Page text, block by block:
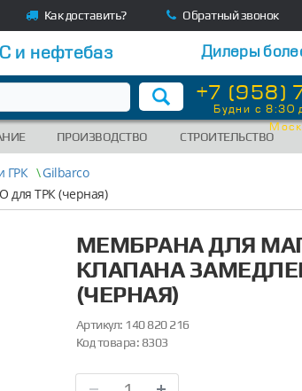
Как доставить? Обратный звонок
и нефтебаз Дилеры
+7 (958)
Будни с 8:30
ПРОИЗВОДСТВО СТРОИТЕЛЬСТВО
ГРК \Gilbarco
для ТРК (черная)
МЕМБРАНА ДЛЯ
КЛАПАНА
(ЧЕРНАЯ)
Артикул: 140 820 216
Код товара:8303